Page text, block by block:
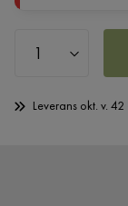
Leverans okt. v.